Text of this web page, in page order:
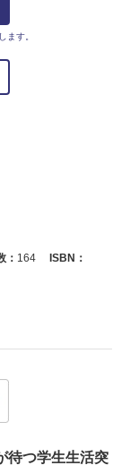
す。
： 164
ISBN：
待つ学生生活突